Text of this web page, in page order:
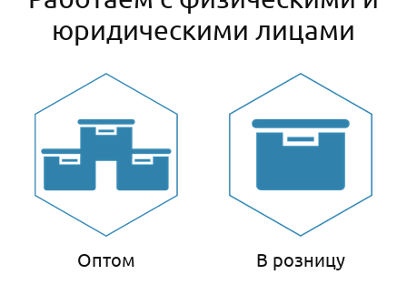
юридическими лицами
Оптом В розницу